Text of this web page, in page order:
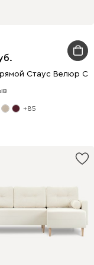
Стаус Велюр
+85